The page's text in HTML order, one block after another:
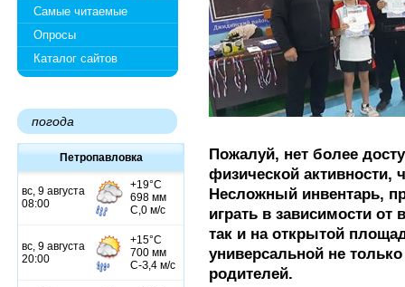
Самые читаемые
Опросы
Каталог сайтов
погода
Петропавловка
Пожалуй, нет более
физической активности,
Несложный инвентарь,
играть в зависимости
так и на открытой
универсальной не
родителей.